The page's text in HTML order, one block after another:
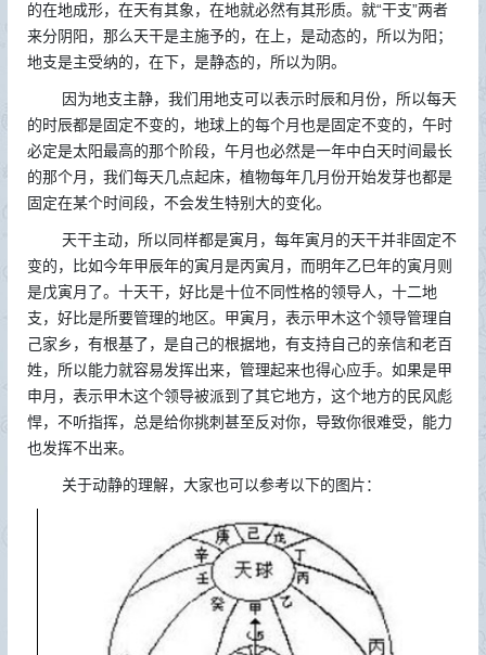
的在地成形，在天有其象，在地就必然有其形质。就“干支”两者
来分阴阳，那么天干是主施予的，在上，是动态的，所以为阳；
地支是主受纳的，在下，是静态的，所以为阴。
因为地支主静，我们用地支可以表示时辰和月份，所以每天
的时辰都是固定不变的，地球上的每个月也是固定不变的，午时
必定是太阳最高的那个阶段，午月也必然是一年中白天时间最长
的那个月，我们每天几点起床，植物每年几月份开始发芽也都是
固定在某个时间段，不会发生特别大的变化。
天干主动，所以同样都是寅月，每年寅月的天干并非固定不
变的，比如今年甲辰年的寅月是丙寅月，而明年乙巳年的寅月则
是戊寅月了。十天干，好比是十位不同性格的领导人，十二地
支，好比是所要管理的地区。甲寅月，表示甲木这个领导管理自
己家乡，有根基了，是自己的根据地，有支持自己的亲信和老百
姓，所以能力就容易发挥出来，管理起来也得心应手。如果是甲
申月，表示甲木这个领导被派到了其它地方，这个地方的民风彪
悍，不听指挥，总是给你挑刺甚至反对你，导致你很难受，能力
也发挥不出来。
关于动静的理解，大家也可以参考以下的图片：